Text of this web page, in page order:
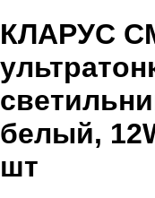
КЛАРУС
белый,
шт